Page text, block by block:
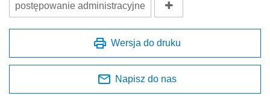
postępowanie administracyjne
Wersja do druku
Napisz do nas